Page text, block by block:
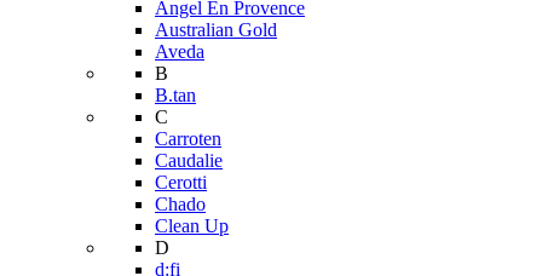
Angel En Provence
Australian Gold
Aveda
B
B.tan
C
Carroten
Caudalie
Cerotti
Chado
Clean Up
D
d:fi